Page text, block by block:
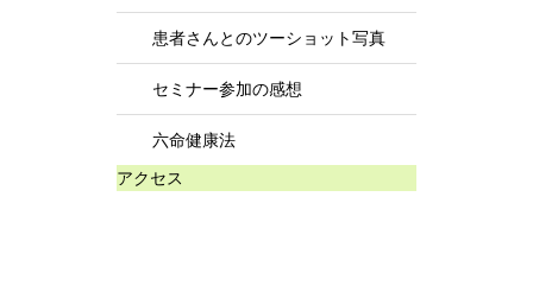
患者さんとのツーショット写真
セミナー参加の感想
六命健康法
アクセス